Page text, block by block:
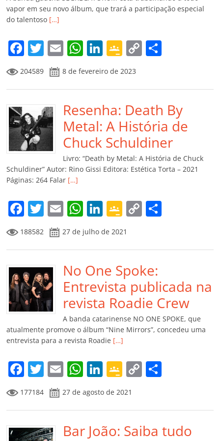
vapor em seu novo álbum, que trará a participação especial
do talentoso […]
F
a
c
e
b
o
o
k
T
w
itt
er
E
m
ai
l
W
at
s
A
p
p
Li
k
e
dI
n
G
o
o
gl
e
Cl
a
ss
ro
m
C
y
Li
n
k
p
ar
til
h
ar
204589 8 de fevereiro de 2023
Resenha: Death By
Metal: A História de
Chuck Schuldiner
Livro: “Death by Metal: A História de Chuck
Schuldiner” Autor: Rino Gissi Editora: Estética Torta – 2021
Páginas: 264 Falar […]
F
a
c
e
b
o
o
k
T
w
itt
er
E
m
ai
l
W
h
at
s
A
p
p
Li
n
k
e
dI
n
G
o
o
gl
e
Cl
a
ss
ro
o
m
C
y
Li
n
k
p
til
h
ar
188582 27 de julho de 2021
No One Spoke:
Entrevista publicada na
revista Roadie Crew
A banda catarinense NO ONE SPOKE, que
atualmente promove o álbum “Nine Mirrors”, concedeu uma
entrevista para a revista Roadie […]
F
a
c
e
b
T
w
itt
er
E
m
ai
l
W
at
s
A
Li
n
k
e
dI
G
o
o
gl
e
C
y
Li
p
ar
177184 27 de agosto de 2021
Bar João: Saiba tudo